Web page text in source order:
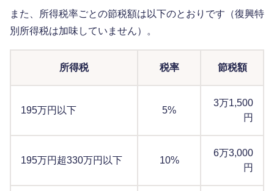
また、所得税率ごとの節税額は以下のとおりです（復興特
別所得税は加味していません）。
所得税 税率 節税額
195万円以下 5%
3万1,500
円
195万円超330万円以下 10%
6万3,000
円